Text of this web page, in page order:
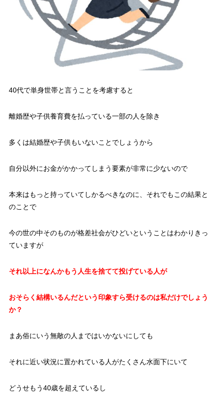
40代で単身世帯と言うことを考慮すると
離婚歴や子供養育費を払っている一部の人を除き
多くは結婚歴や子供もいないことでしょうから
自分以外にお金がかかってしまう要素が非常に少ないので
本来はもっと持っていてしかるべきなのに、それでもこの結果と
のことで
今の世の中そのものが格差社会がひどいということはわかりきっ
ていますが
それ以上になんかもう人生を捨てて投げている人が
おそらく結構いるんだという印象すら受けるのは私だけでしょう
か？
まあ俗にいう無敵の人まではいかないにしても
それに近い状況に置かれている人がたくさん水面下にいて
どうせもう40歳を超えているし